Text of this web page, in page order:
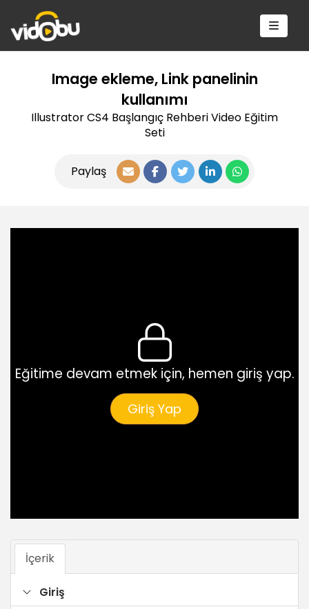
Image ekleme, Link panelinin
kullanımı
Illustrator CS4 Başlangıç Rehberi Video Eğitim
Seti
Paylaş
Eğitime devam etmek için, hemen giriş yap.
Giriş Yap
İçerik
Giriş